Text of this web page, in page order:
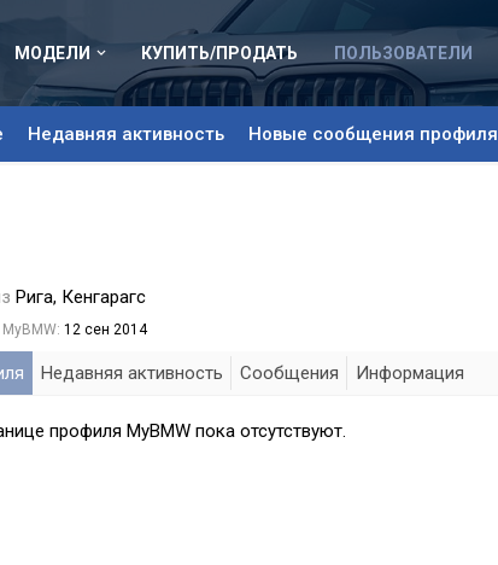
МОДЕЛИ КУПИТЬ/ПРОДАТЬ ПОЛЬЗОВАТЕЛИ
Недавняя активность Новые сообщения профиля
Рига, Кенгарагс
12 сен 2014
Недавняя активность Сообщения Информация
профиля MyBMW пока отсутствуют.